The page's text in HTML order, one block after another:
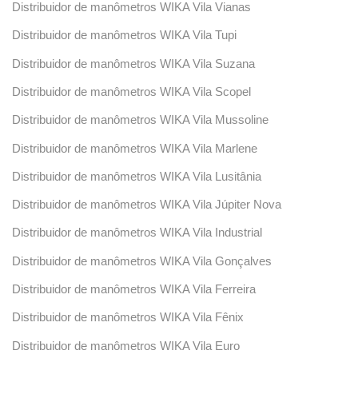
Distribuidor de manômetros WIKA Vila Vianas
Distribuidor de manômetros WIKA Vila Tupi
Distribuidor de manômetros WIKA Vila Suzana
Distribuidor de manômetros WIKA Vila Scopel
Distribuidor de manômetros WIKA Vila Mussoline
Distribuidor de manômetros WIKA Vila Marlene
Distribuidor de manômetros WIKA Vila Lusitânia
Distribuidor de manômetros WIKA Vila Júpiter Nova
Distribuidor de manômetros WIKA Vila Industrial
Distribuidor de manômetros WIKA Vila Gonçalves
Distribuidor de manômetros WIKA Vila Ferreira
Distribuidor de manômetros WIKA Vila Fênix
Distribuidor de manômetros WIKA Vila Euro